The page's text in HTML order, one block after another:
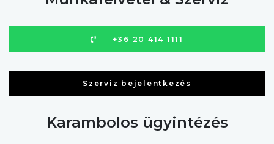
+36 20 414 1111
Szerviz bejelentkezés
Karambolos ügyintézés